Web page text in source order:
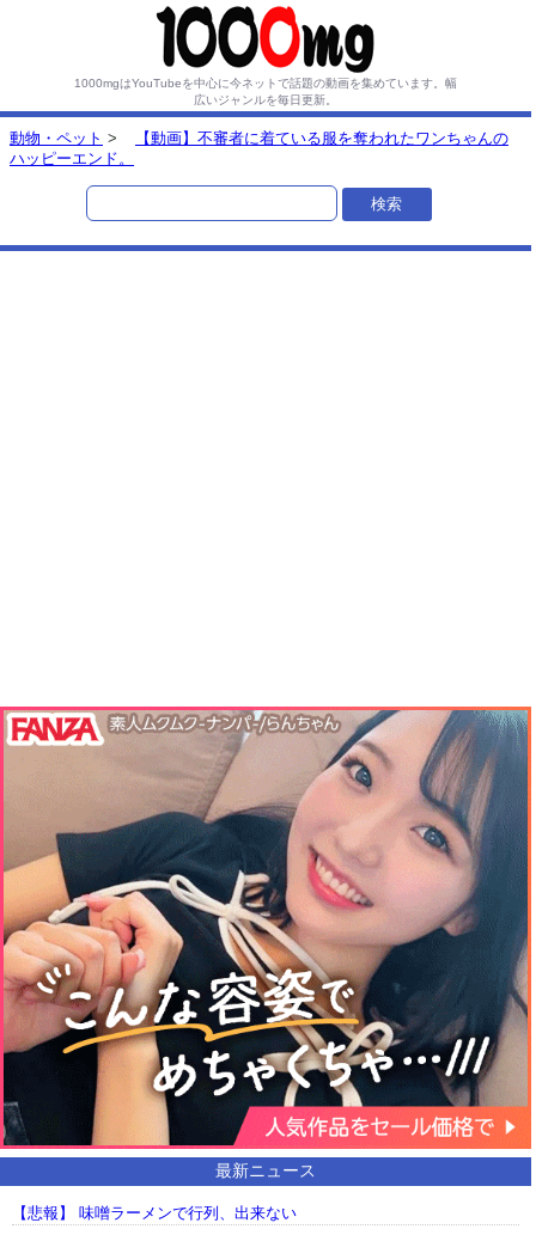
1000mgはYouTubeを中心に今ネットで話題の動画を集めています。 幅
広いジャンルを毎日更新。
動物・ペット >
【動画】不審者に着ている服を奪われたワンちゃんの
ハッピーエンド。
最新ニュース
【悲報】 味噌ラーメンで行列、出来ない